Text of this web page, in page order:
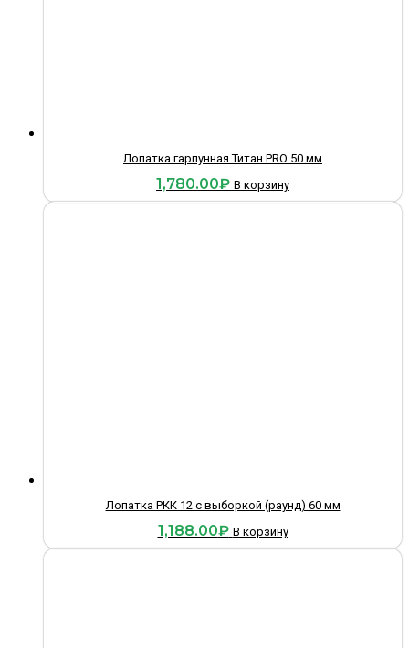
Лопатка гарпунная Титан PRO 50 мм
1,780.00₽ В корзину
Лопатка РКК 12 с выборкой (раунд) 60 мм
1,188.00₽ В корзину